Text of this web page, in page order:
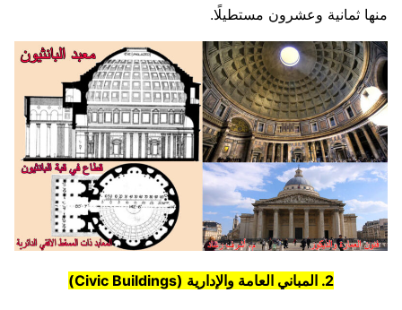
منها ثمانية وعشرون مستطيلًا.
2. المباني العامة والإدارية (Civic Buildings)